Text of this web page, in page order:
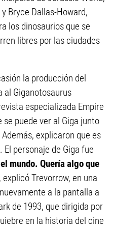
Bryce Dallas-Howard,
los dinosaurios que se
libres por las ciudades
la producción del
al Giganotosaurus
especializada Empire
puede ver al Giga junto
explicaron que es
personaje de Giga fue
mundo. Quería algo que
, explicó Trevorrow, en una
a la pantalla a
de 1993, que dirigida por
en la historia del cine